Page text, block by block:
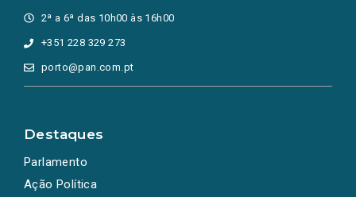
2ª a 6ª das 10h00 às 16h00
+351 228 329 273
porto@pan.com.pt
Destaques
Parlamento
Ação Política